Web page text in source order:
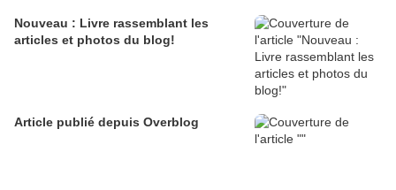
Nouveau : Livre rassemblant les
articles et photos du blog!
Article publié depuis Overblog